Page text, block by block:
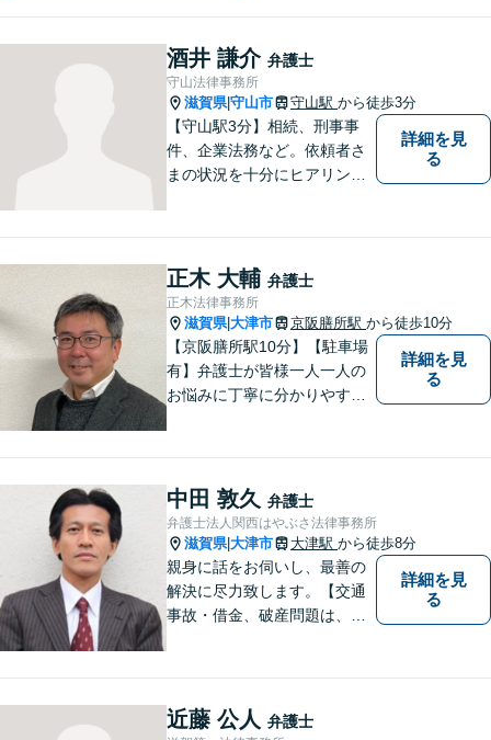
酒井 謙介 弁護士
守山法律事務所
滋賀県|守山市 守山駅 から徒歩3分
【守山駅3分】相続、刑事事
件、企業法務など。依頼者さ
まの状況を十分にヒアリング
ます。お気軽にご相談くださ
い【隣接駐車場あり】
詳細を見
る
正木 大輔 弁護士
正木法律事務所
滋賀県|大津市 京阪膳所駅 から徒歩10分
【京阪膳所駅10分】【駐車場
有】弁護士が皆様一人一人の
お悩みに丁寧に分かりやすく
進できることがございます。
どうぞ当事務所にご相談くだ
さい。
詳細を見
る
中田 敦久 弁護士
弁護士法人関西はやぶさ法律事務所
滋賀県|大津市 大津駅 から徒歩8分
親身に話をお伺いし、最善の
解決に尽力致します。【交通
事故・借金、破産問題は、初
あり】
詳細を見
る
近藤 公人 弁護士